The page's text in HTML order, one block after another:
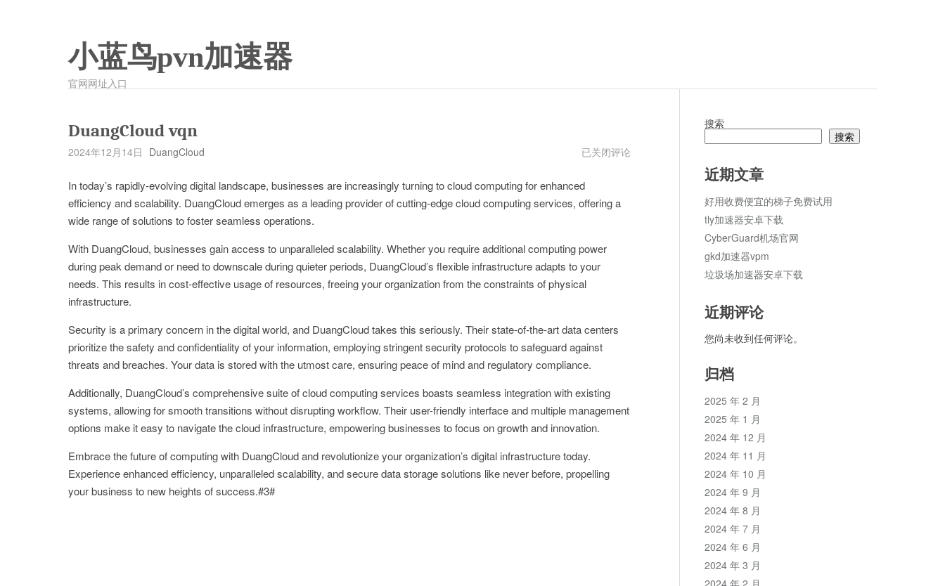
小蓝鸟pvn加速器
官网网址入口
DuangCloud vqn
2024年12月14日 DuangCloud
DuangCloud
已关闭评论
In today’s rapidly-evolving digital landscape, businesses are increasingly turning to cloud computing for enhanced
efficiency and scalability. DuangCloud emerges as a leading provider of cutting-edge cloud computing services, offering a
wide range of solutions to foster seamless operations.
With DuangCloud, businesses gain access to unparalleled scalability. Whether you require additional computing power
during peak demand or need to downscale during quieter periods, DuangCloud’s flexible infrastructure adapts to your
needs. This results in cost-effective usage of resources, freeing your organization from the constraints of physical
infrastructure.
Security is a primary concern in the digital world, and DuangCloud takes this seriously. Their state-of-the-art data centers
prioritize the safety and confidentiality of your information, employing stringent security protocols to safeguard against
threats and breaches. Your data is stored with the utmost care, ensuring peace of mind and regulatory compliance.
Additionally, DuangCloud’s comprehensive suite of cloud computing services boasts seamless integration with existing
systems, allowing for smooth transitions without disrupting workflow. Their user-friendly interface and multiple management
options make it easy to navigate the cloud infrastructure, empowering businesses to focus on growth and innovation.
Embrace the future of computing with DuangCloud and revolutionize your organization’s digital infrastructure today.
Experience enhanced efficiency, unparalleled scalability, and secure data storage solutions like never before, propelling
your business to new heights of success.#3#
搜索
搜索
近期文章
好用收费便宜的梯子免费试用
tly加速器安卓下载
CyberGuard机场官网
gkd加速器vpm
垃圾场加速器安卓下载
近期评论
您尚未收到任何评论。
归档
2025 年 2 月
2025 年 1 月
2024 年 12 月
2024 年 11 月
2024 年 10 月
2024 年 9 月
2024 年 8 月
2024 年 7 月
2024 年 6 月
2024 年 3 月